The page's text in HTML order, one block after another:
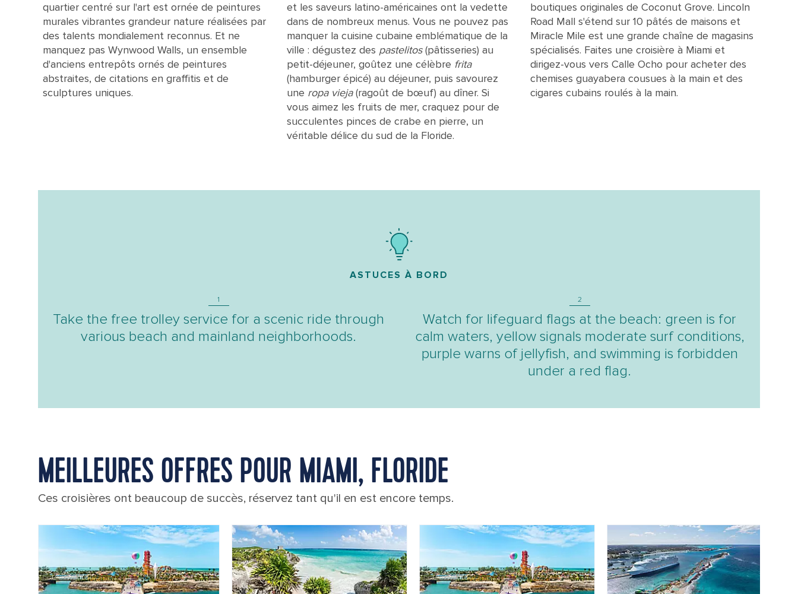
quartier centré sur l'art est ornée de peintures
murales vibrantes grandeur nature réalisées par
des talents mondialement reconnus. Et ne
manquez pas Wynwood Walls, un ensemble
d'anciens entrepôts ornés de peintures
abstraites, de citations en graffitis et de
sculptures uniques.
et les saveurs latino-américaines ont la vedette
dans de nombreux menus. Vous ne pouvez pas
manquer la cuisine cubaine emblématique de la
ville : dégustez des pastelitos(pâtisseries) au
petit-déjeuner, goûtez une célèbre frita
(hamburger épicé) au déjeuner, puis savourez
une ropa vieja(ragoût de bœuf) au dîner. Si
vous aimez les fruits de mer, craquez pour de
succulentes pinces de crabe en pierre, un
véritable délice du sud de la Floride.
boutiques originales de Coconut Grove. Lincoln
Road Mall s'étend sur 10 pâtés de maisons et
Miracle Mile est une grande chaîne de magasins
spécialisés. Faites une croisière à Miami et
dirigez-vous vers Calle Ocho pour acheter des
chemises guayabera cousues à la main et des
cigares cubains roulés à la main.
ASTUCES À BORD
1
Take the free trolley service for a scenic ride through
various beach and mainland neighborhoods.
2
Watch for lifeguard flags at the beach: green is for
calm waters, yellow signals moderate surf conditions,
purple warns of jellyfish, and swimming is forbidden
under a red flag.
MEILLEURES OFFRES POUR MIAMI, FLORIDE
Ces croisières ont beaucoup de succès, réservez tant qu'il en est encore temps.